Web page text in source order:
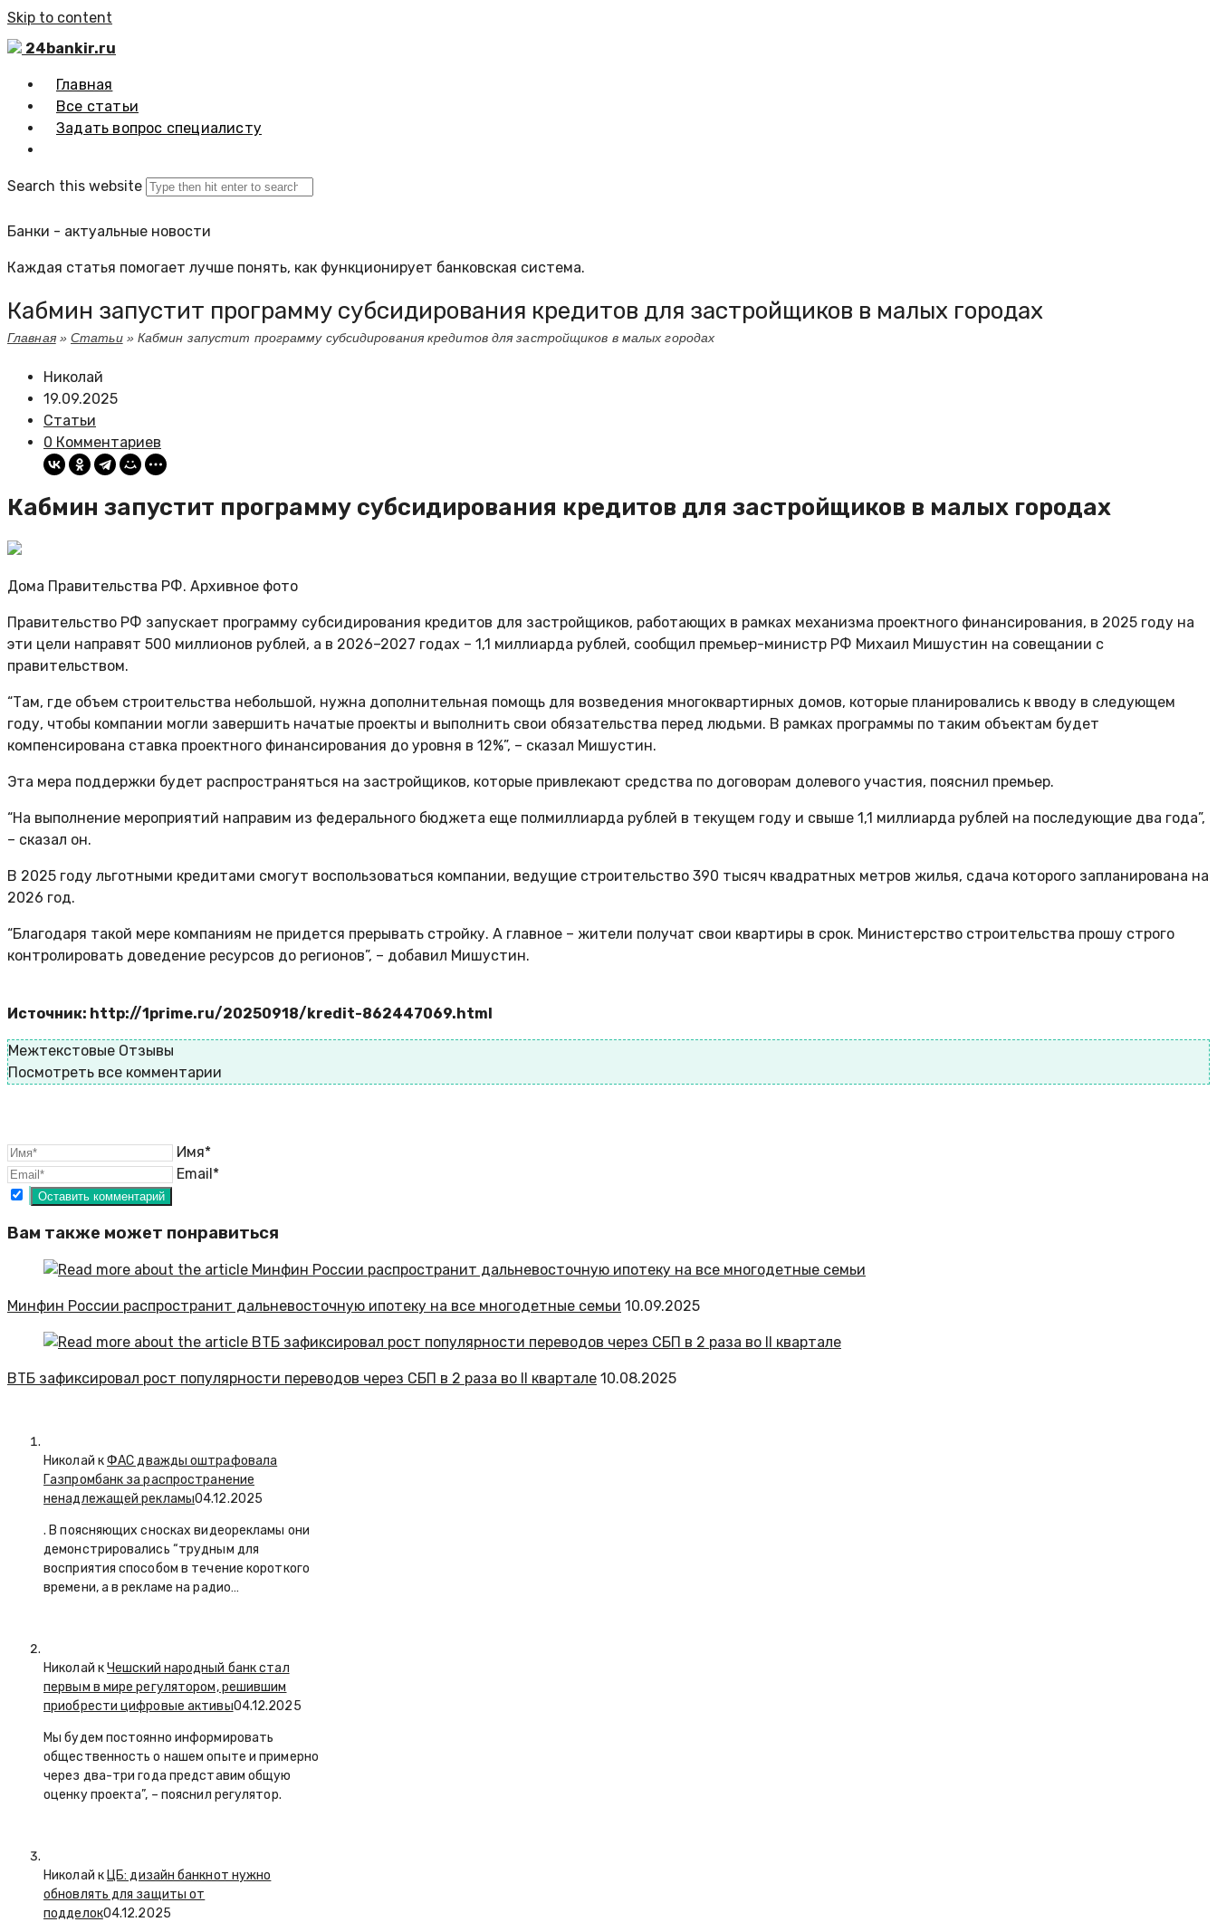
Skip to content
24bankir.ru
Главная
Все статьи
Задать вопрос специалисту
Search this website
Банки - актуальные новости
Каждая статья помогает лучше понять, как функционирует банковская система.
Кабмин запустит программу субсидирования кредитов для застройщиков в малых городах
Главная»Статьи» Кабмин запустит программу субсидирования кредитов для застройщиков в малых городах
Николай
19.09.2025
Статьи
0 Комментариев
Кабмин запустит программу субсидирования кредитов для застройщиков в малых городах
Дома Правительства РФ. Архивное фото
Правительство РФ запускает программу субсидирования кредитов для застройщиков, работающих в рамках механизма проектного финансирования, в 2025 году на
эти цели направят 500 миллионов рублей, а в 2026–2027 годах – 1,1 миллиарда рублей, сообщил премьер-министр РФ Михаил Мишустин на совещании с
правительством.
“Там, где объем строительства небольшой, нужна дополнительная помощь для возведения многоквартирных домов, которые планировались к вводу в следующем
году, чтобы компании могли завершить начатые проекты и выполнить свои обязательства перед людьми. В рамках программы по таким объектам будет
компенсирована ставка проектного финансирования до уровня в 12%”, – сказал Мишустин.
Эта мера поддержки будет распространяться на застройщиков, которые привлекают средства по договорам долевого участия, пояснил премьер.
“На выполнение мероприятий направим из федерального бюджета еще полмиллиарда рублей в текущем году и свыше 1,1 миллиарда рублей на последующие два года”,
– сказал он.
В 2025 году льготными кредитами смогут воспользоваться компании, ведущие строительство 390 тысяч квадратных метров жилья, сдача которого запланирована на
2026 год.
“Благодаря такой мере компаниям не придется прерывать стройку. А главное – жители получат свои квартиры в срок. Министерство строительства прошу строго
контролировать доведение ресурсов до регионов”, – добавил Мишустин.
Источник: http://1prime.ru/20250918/kredit-862447069.html
Межтекстовые Отзывы
Посмотреть все комментарии
Имя*
Email*
Вам также может понравиться
Минфин России распространит дальневосточную ипотеку на все многодетные семьи 10.09.2025
ВТБ зафиксировал рост популярности переводов через СБП в 2 раза во II квартале 10.08.2025
Николай кФАС дважды оштрафовала
Газпромбанк за распространение
ненадлежащей рекламы04.12.2025
. В поясняющих сносках видеорекламы они
демонстрировались “трудным для
восприятия способом в течение короткого
времени, а в рекламе на радио…
Николай кЧешский народный банк стал
первым в мире регулятором, решившим
приобрести цифровые активы04.12.2025
Мы будем постоянно информировать
общественность о нашем опыте и примерно
через два-три года представим общую
оценку проекта”, – пояснил регулятор.
Николай к ЦБ: дизайн банкнот нужно
обновлять для защиты от
подделок04.12.2025